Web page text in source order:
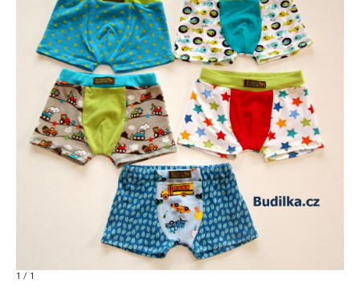
1 / 1